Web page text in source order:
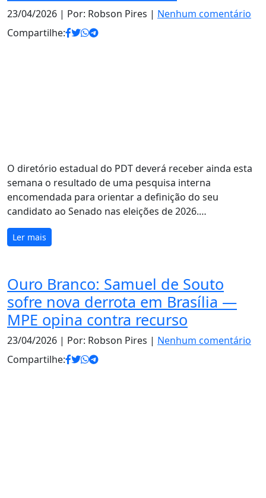
23/04/2026 | Por: Robson Pires | Nenhum comentário
Compartilhe:
O diretório estadual do PDT deverá receber ainda esta
semana o resultado de uma pesquisa interna
encomendada para orientar a definição do seu
candidato ao Senado nas eleições de 2026.…
Ler mais
Ouro Branco: Samuel de Souto
sofre nova derrota em Brasília —
MPE opina contra recurso
23/04/2026 | Por: Robson Pires | Nenhum comentário
Compartilhe: